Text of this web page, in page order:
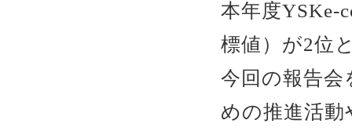
本年度YSKe-
標値）が2位
今回の報告会
めの推進活